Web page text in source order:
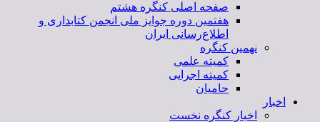
صفحه اصلی کنگره هشتم
هفتمین دوره جوایز ملی انجمن کتابداری و
اطلاع‌رسانی ایران
نهمین کنگره
کمیته علمی
کمیته اجرایی
حامیان
اخبار
اخبار کنگره نخست